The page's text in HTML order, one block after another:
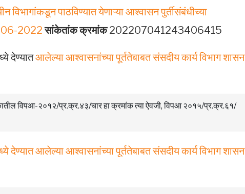
विभागांकडून पाठविण्यात येणाऱ्या आश्वासन पुर्तीसंबंधीच्या
06-2022सांकेतांक क्रमांक202207041243406415
देण्यातआलेल्या आश्वासनांच्या पूर्ततेबाबत संसदीय कार्य विभाग शासन
विपआ-२०१२/प्र.क्र.४३/चार हा क्रमांक त्या ऐवजी, विपआ २०१५/प्र.क्र.६१/
देण्यात आलेल्या आश्वासनांच्या पूर्ततेबाबत संसदीय कार्य विभाग शासन